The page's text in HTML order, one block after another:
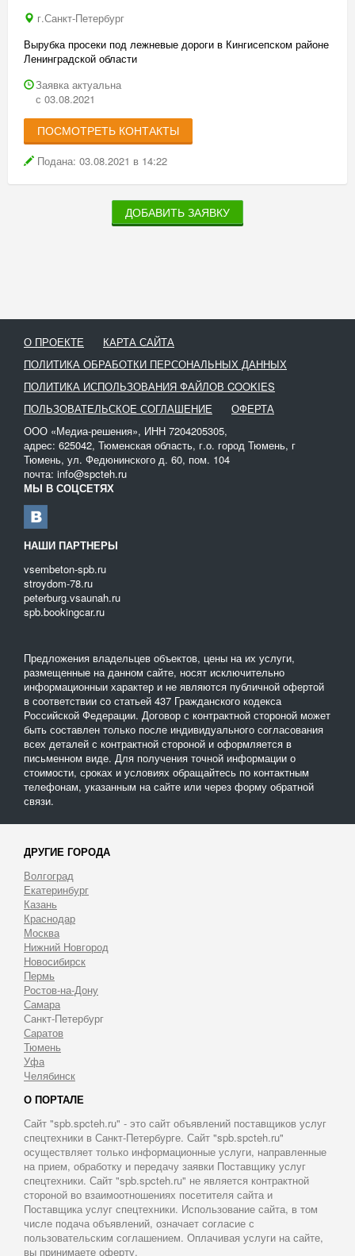
г.Санкт-Петербург
Вырубка просеки под лежневые дороги в Кингисепском районе
Ленинградской области
Заявка актуальна
с 03.08.2021
ПОСМОТРЕТЬ КОНТАКТЫ
Подана: 03.08.2021 в 14:22
ДОБАВИТЬ ЗАЯВКУ
О ПРОЕКТЕ
КАРТА САЙТА
ПОЛИТИКА ОБРАБОТКИ ПЕРСОНАЛЬНЫХ ДАННЫХ
ПОЛИТИКА ИСПОЛЬЗОВАНИЯ ФАЙЛОВ COOKIES
ПОЛЬЗОВАТЕЛЬСКОЕ СОГЛАШЕНИЕ
ОФЕРТА
ООО «Медиа-решения», ИНН 7204205305,
адрес: 625042, Тюменская область, г.о. город Тюмень, г
Тюмень, ул. Федюнинского д. 60, пом. 104
почта: info@spcteh.ru
МЫ В СОЦСЕТЯХ
НАШИ ПАРТНЕРЫ
vsembeton-spb.ru
stroydom-78.ru
peterburg.vsaunah.ru
spb.bookingcar.ru
Предложения владельцев объектов, цены на их услуги,
размещенные на данном сайте, носят исключительно
информационныи характер и не являются публичной офертой
в соответствии со статьей 437 Гражданского кодекса
Российской Федерации. Договор с контрактной стороной может
быть составлен только после индивидуального согласования
всех деталей с контрактной стороной и оформляется в
письменном виде. Для получения точной информации о
стоимости, сроках и условиях обращайтесь по контактным
телефонам, указанным на сайте или через форму обратной
связи.
ДРУГИЕ ГОРОДА
Волгоград
Екатеринбург
Казань
Краснодар
Москва
Нижний Новгород
Новосибирск
Пермь
Ростов-на-Дону
Самара
Санкт-Петербург
Саратов
Тюмень
Уфа
Челябинск
О ПОРТАЛЕ
Сайт "spb.spcteh.ru" - это сайт объявлений поставщиков услуг
спецтехники в Санкт-Петербурге. Сайт "spb.spcteh.ru"
осуществляет только информационные услуги, направленные
на прием, обработку и передачу заявки Поставщику услуг
спецтехники. Сайт "spb.spcteh.ru" не является контрактной
стороной во взаимоотношениях посетителя сайта и
Поставщика услуг спецтехники. Использование сайта, в том
числе подача объявлений, означает согласие с
пользовательским соглашением. Оплачивая услуги на сайте,
вы принимаете оферту.